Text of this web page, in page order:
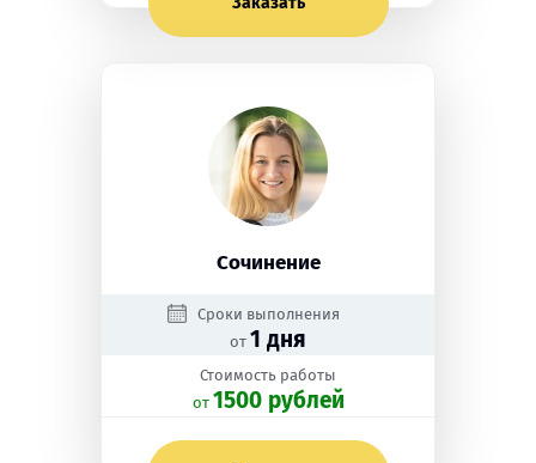
Сочинение
Сроки выполнения
от 1 дня
Стоимость работы
oт 1500 рублей